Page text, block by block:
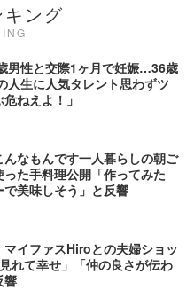
ング
男性と交際1ヶ月で妊娠…36歳
人生に人気タレント思わずツ
ねえよ！」
なもんです一人暮らしの朝ご
た手料理公開「作ってみた
で美味しそう」と反響
マイファスHiroとの夫婦ショッ
れて幸せ」「仲の良さが伝わ
響